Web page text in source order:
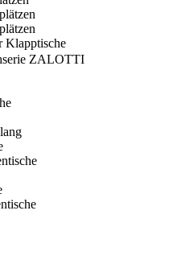
Klapptische
ZALOTTI